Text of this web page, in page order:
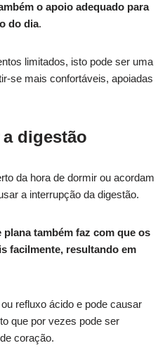
o apoio adequado para
do dia.
limitados, isto pode ser uma
se mais confortáveis, apoiadas
digestão
da hora de dormir ou acordam
a interrupção da digestão.
também faz com que os
facilmente, resultando em
refluxo ácido e pode causar
que por vezes pode ser
coração.